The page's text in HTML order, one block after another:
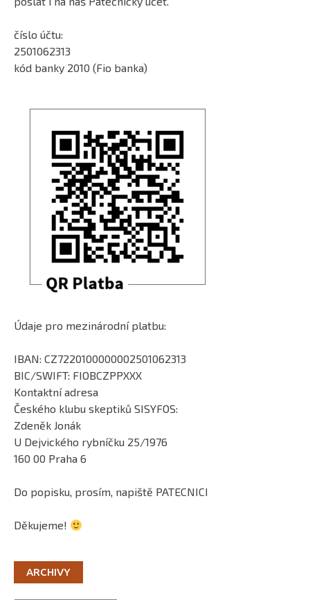
číslo účtu:
2501062313
kód banky 2010 (Fio banka)
Údaje pro mezinárodní platbu:
IBAN: CZ7220100000002501062313
BIC/SWIFT: FIOBCZPPXXX
Kontaktní adresa
Českého klubu skeptiků SISYFOS:
Zdeněk Jonák
U Dejvického rybníčku 25/1976
160 00 Praha 6
Do popisku, prosím, napiště PATECNICI
Děkujeme!
ARCHIVY